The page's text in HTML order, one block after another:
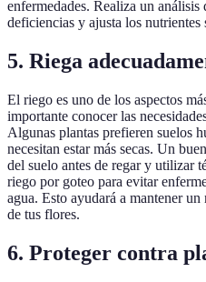
enfermedades. Realiza un
deficiencias y ajusta los nutrientes
5. Riega
El riego es uno de los aspectos
importante conocer las
Algunas plantas prefieren suelos
necesitan estar más secas. Un
del suelo antes de regar y utilizar
riego por goteo para evitar
agua. Esto ayudará a mantener
de tus flores.
6. Proteger contra